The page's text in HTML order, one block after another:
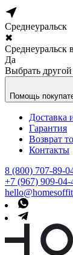
Среднеуральск
✖
Среднеуральск
Да
Выбрать другой
Помощь
Доставка
Гарантия
Возврат
Контакты
8 (800) 707-89-
+7 (967) 909-04-